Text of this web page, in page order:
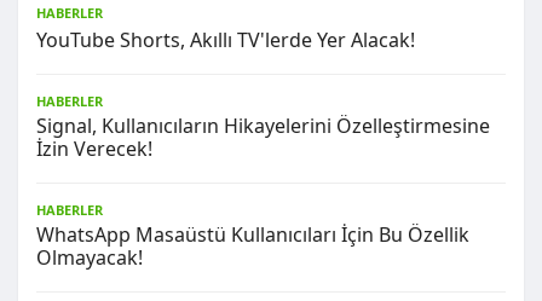
HABERLER
YouTube Shorts, Akıllı TV'lerde Yer Alacak!
HABERLER
Signal, Kullanıcıların Hikayelerini Özelleştirmesine
İzin Verecek!
HABERLER
WhatsApp Masaüstü Kullanıcıları İçin Bu Özellik
Olmayacak!